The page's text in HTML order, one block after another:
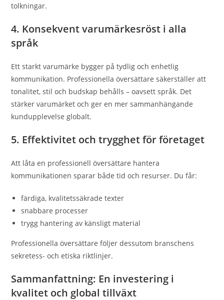
tolkningar.
4. Konsekvent varumärkesröst i alla
språk
Ett starkt varumärke bygger på tydlig och enhetlig
kommunikation. Professionella översättare säkerställer att
tonalitet, stil och budskap behålls – oavsett språk. Det
stärker varumärket och ger en mer sammanhängande
kundupplevelse globalt.
5. Effektivitet och trygghet för företaget
Att låta en professionell översättare hantera
kommunikationen sparar både tid och resurser. Du får:
färdiga, kvalitetssäkrade texter
snabbare processer
trygg hantering av känsligt material
Professionella översättare följer dessutom branschens
sekretess- och etiska riktlinjer.
Sammanfattning: En investering i
kvalitet och global tillväxt